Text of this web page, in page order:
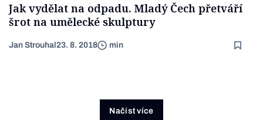
Jak vydělat na odpadu. Mladý Čech přetváří
šrot na umělecké skulptury
Jan Strouhal23. 8. 2018 min
Načíst více